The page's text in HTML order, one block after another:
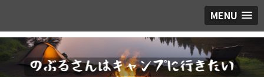
MENU